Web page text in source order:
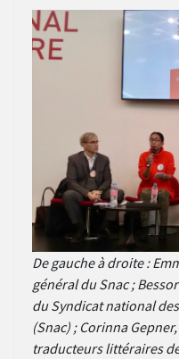
De gauche à droite :
général du Snac ;
du Syndicat national
(Snac) ; Corinna
traducteurs littéraires